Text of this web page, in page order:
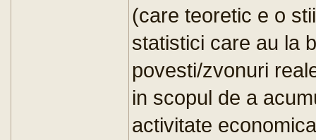
(care teoretic e o
statistici care au la
povesti/zvonuri
in scopul de a
activitate